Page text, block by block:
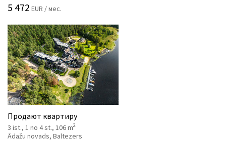
5 472 EUR / мес.
Продают квартиру
3 ist., 1 no 4 st., 106 m2
Ādažu novads, Baltezers